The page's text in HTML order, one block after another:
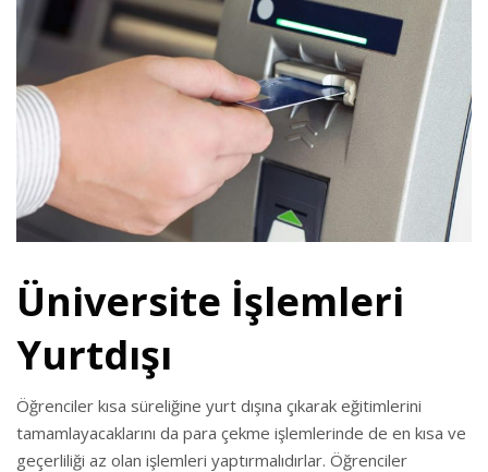
Üniversite İşlemleri
Yurtdışı
Öğrenciler kısa süreliğine yurt dışına çıkarak eğitimlerini
tamamlayacaklarını da para çekme işlemlerinde de en kısa ve
geçerliliği az olan işlemleri yaptırmalıdırlar. Öğrenciler